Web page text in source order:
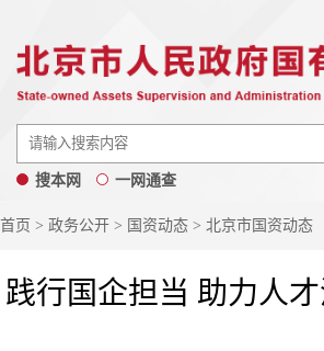
搜本网 一网通查
首页 > 政务公开 > 国资动态 > 北京市国资动态
践行国企担当 助力人